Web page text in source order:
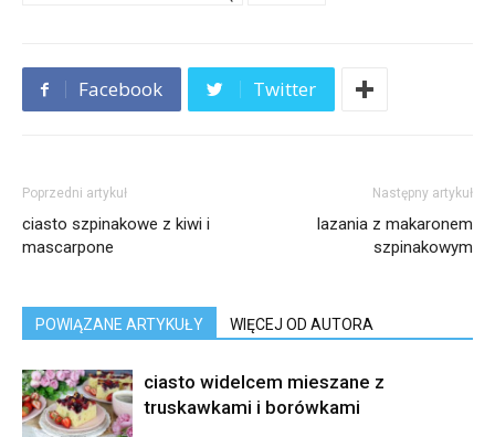
Facebook Twitter
Poprzedni artykuł
ciasto szpinakowe z kiwi i
mascarpone
Następny artykuł
lazania z makaronem
szpinakowym
POWIĄZANE ARTYKUŁY WIĘCEJ OD AUTORA
ciasto widelcem mieszane z
truskawkami i borówkami